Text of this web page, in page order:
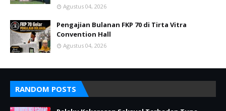
Agustus 04, 2026
Pengajian Bulanan FKP 70 di Tirta Vitra
Convention Hall
Agustus 04, 2026
RANDOM POSTS